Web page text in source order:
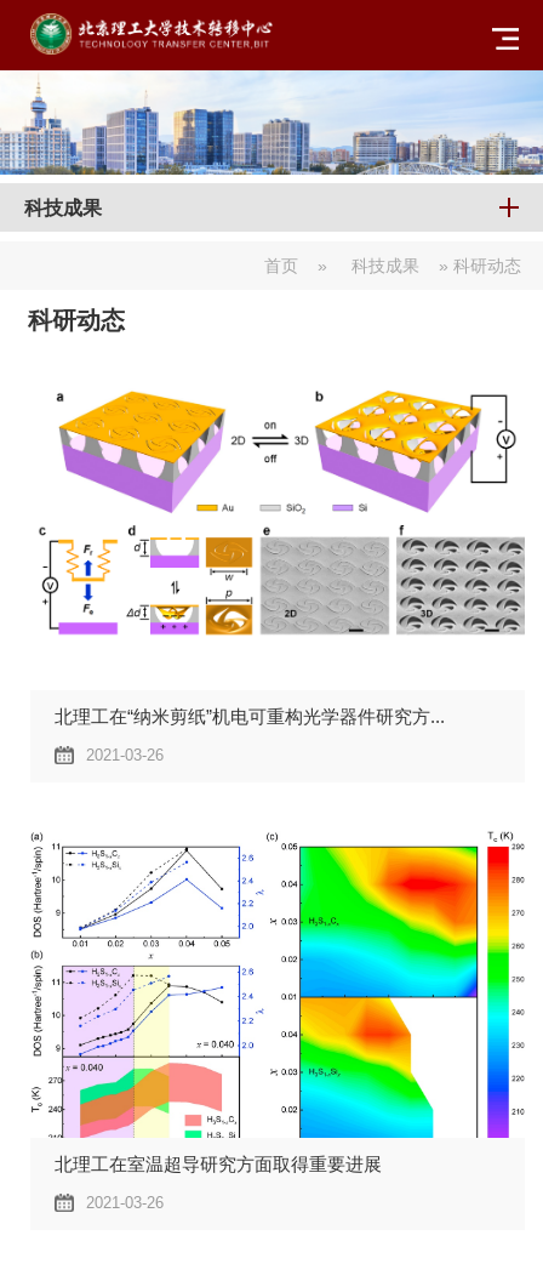
科技成果
首页 » 科技成果 » 科研动态
科研动态
北理工在“纳米剪纸”机电可重构光学器件研究方...
2021-03-26
北理工在室温超导研究方面取得重要进展
2021-03-26